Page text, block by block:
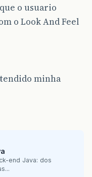
o usuario
o Look And Feel
minha
end Java: dos